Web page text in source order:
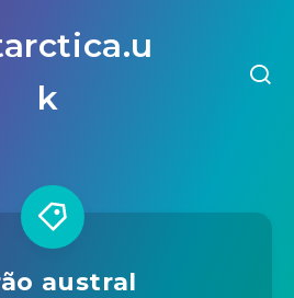
k
austral